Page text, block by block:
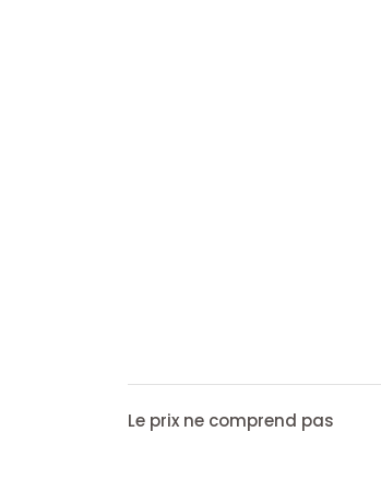
Le prix ne comprend pas